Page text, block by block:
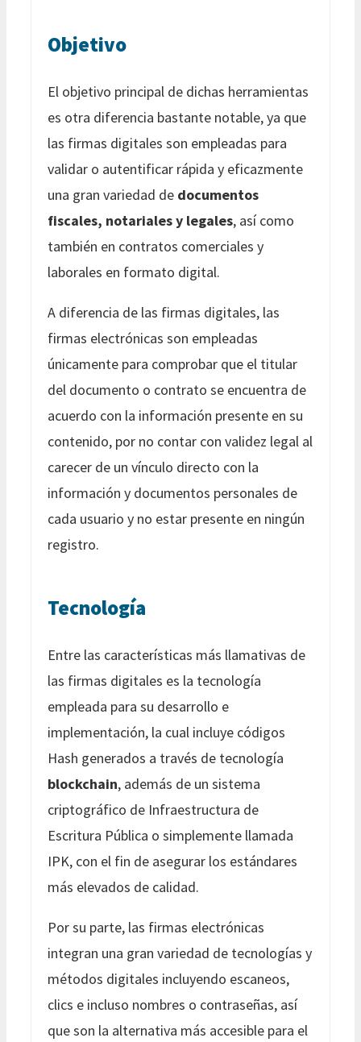
Objetivo
El objetivo principal de dichas herramientas
es otra diferencia bastante notable, ya que
las firmas digitales son empleadas para
validar o autentificar rápida y eficazmente
una gran variedad de documentos
fiscales, notariales y legales, así como
también en contratos comerciales y
laborales en formato digital.
A diferencia de las firmas digitales, las
firmas electrónicas son empleadas
únicamente para comprobar que el titular
del documento o contrato se encuentra de
acuerdo con la información presente en su
contenido, por no contar con validez legal al
carecer de un vínculo directo con la
información y documentos personales de
cada usuario y no estar presente en ningún
registro.
Tecnología
Entre las características más llamativas de
las firmas digitales es la tecnología
empleada para su desarrollo e
implementación, la cual incluye códigos
Hash generados a través de tecnología
blockchain, además de un sistema
criptográfico de Infraestructura de
Escritura Pública o simplemente llamada
IPK, con el fin de asegurar los estándares
más elevados de calidad.
Por su parte, las firmas electrónicas
integran una gran variedad de tecnologías y
métodos digitales incluyendo escaneos,
clics e incluso nombres o contraseñas, así
que son la alternativa más accesible para el